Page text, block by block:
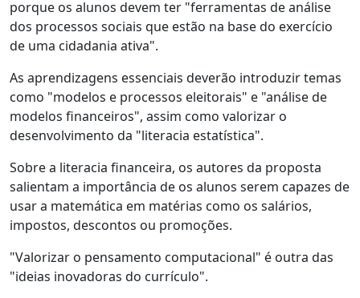
porque os alunos devem ter "ferramentas de análise
dos processos sociais que estão na base do exercício
de uma cidadania ativa".
As aprendizagens essenciais deverão introduzir temas
como "modelos e processos eleitorais" e "análise de
modelos financeiros", assim como valorizar o
desenvolvimento da "literacia estatística".
Sobre a literacia financeira, os autores da proposta
salientam a importância de os alunos serem capazes de
usar a matemática em matérias como os salários,
impostos, descontos ou promoções.
"Valorizar o pensamento computacional" é outra das
"ideias inovadoras do currículo".